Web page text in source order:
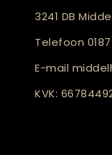
3241 DB
Telefoon
E-mail
KVK: